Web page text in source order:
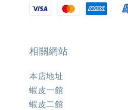
相關網站
本店地址
蝦皮一館
蝦皮二館